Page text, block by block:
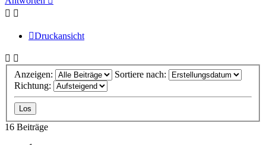
Druckansicht
Anzeigen:
Sortiere nach:
Richtung:
16 Beiträge